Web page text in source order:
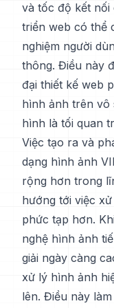
và tốc độ kết nối
triển web có thể
nghiệm người
thông. Điều này
đại thiết kế web
hình ảnh trên vô
hình là tối quan
Việc tạo ra và
dạng hình ảnh
rộng hơn trong
hướng tới việc
phức tạp hơn.
nghệ hình ảnh
giải ngày càng
xử lý hình ảnh
lên. Điều này